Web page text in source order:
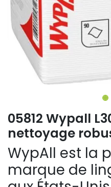
05812 Wypall
nettoyage
WypAll est la
marque de